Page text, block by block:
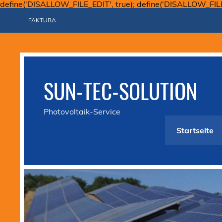
define('DISALLOW_FILE_EDIT', true);
FAKTURA
SUN-TEC-SOLUTION
Photovoltaik-Service
Startseite